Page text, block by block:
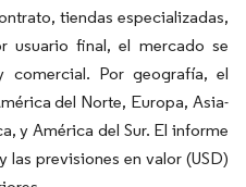
tiendas especializadas,
usuario final, el mercado se
comercial. Por geografía, el
del Norte, Europa, Asia-
y América del Sur. El informe
previsiones en valor (USD)